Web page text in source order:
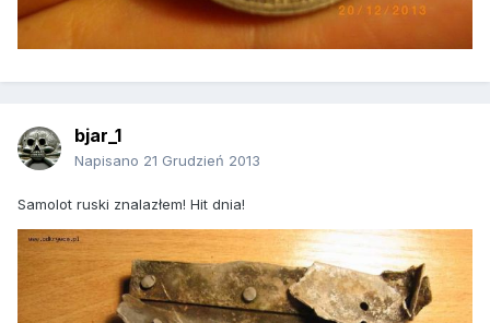
bjar_1
Napisano 21 Grudzień 2013
Samolot ruski znalazłem! Hit dnia!